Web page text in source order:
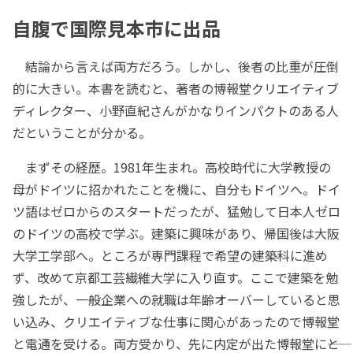
自腹で国際見本市に出品
結論から言えば両方だろう。しかし、後者の比重が圧倒
的に大きい。本書を読むと、著者の博報堂クリエイティブ
ディレクター、小野直紀さんがかなりインパクトのある人
だということが分かる。
まずその経歴。1981年生まれ。高校時代に大学教授の
母がドイツに招かれたことを機に、自分もドイツへ。ドイ
ツ語はゼロからのスタートだったが、猛勉して日本人ゼロ
のドイツの高校で学ぶ。建築に興味があり、帰国後は大阪
大学工学部へ。ところが専門課程で希望の建築科に進め
ず、改めて京都工芸繊維大学に入り直す。ここで建築を勉
強したが、一般企業への就職は年齢オーバーしていると思
い込み、クリエイティブな仕事に関心があったので博報堂
と電通を受ける。両方受かり、先に内定が出た博報堂に――と